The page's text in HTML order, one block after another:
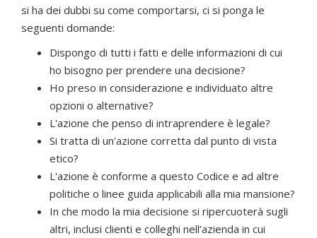
si ha dei dubbi su come comportarsi, ci si ponga le
seguenti domande:
Dispongo di tutti i fatti e delle informazioni di cui
ho bisogno per prendere una decisione?
Ho preso in considerazione e individuato altre
opzioni o alternative?
L'azione che penso di intraprendere è legale?
Si tratta di un'azione corretta dal punto di vista
etico?
L'azione è conforme a questo Codice e ad altre
politiche o linee guida applicabili alla mia mansione?
In che modo la mia decisione si ripercuoterà sugli
altri, inclusi clienti e colleghi nell’azienda in cui